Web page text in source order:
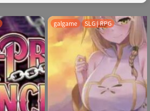
galgame SLG | RPG